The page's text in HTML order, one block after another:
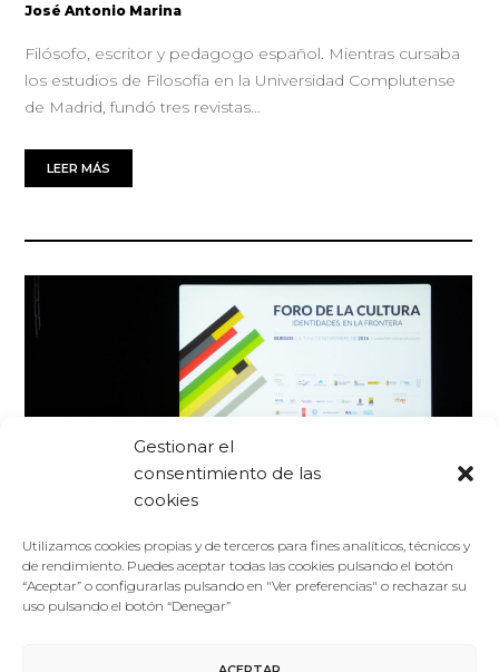
Gestionar el
consentimiento de las
cookies
Utilizamos cookies propias y de terceros para fines analíticos, técnicos y
de rendimiento. Puedes aceptar todas las cookies pulsando el botón
“Aceptar” o configurarlas pulsando en "Ver preferencias" o rechazar su
uso pulsando el botón “Denegar”
José Antonio Marina
Filósofo, escritor y pedagogo español. Mientras cursaba
los estudios de Filosofía en la Universidad Complutense
de Madrid, fundó tres revistas…
LEER MÁS
Foro De La Cultura
13/07/2016
Noticias